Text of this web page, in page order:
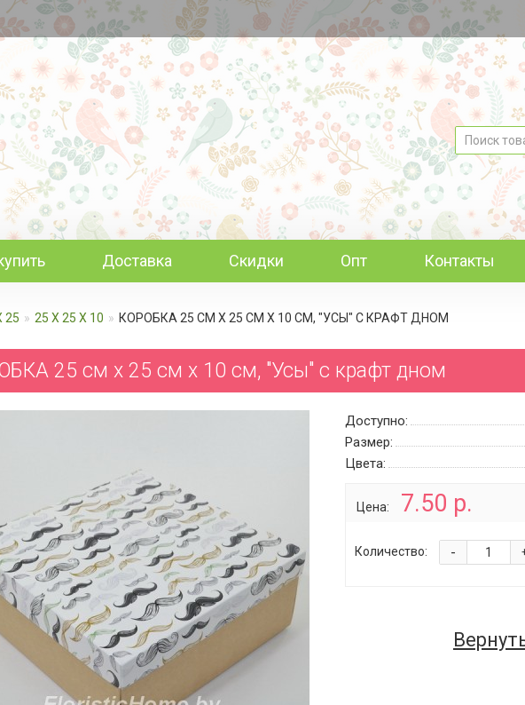
Доставка Скидки Опт Контакты
25 25 Х 25 Х 10 КОРОБКА 25 СМ Х 25 СМ Х 10 СМ, "УСЫ" С КРАФТ ДНОМ
25 см х 25 см х 10 см, "Усы" с крафт дном
Доступно:
Размер:
Цвета:
Цена: 7.50 р.
Количество: -